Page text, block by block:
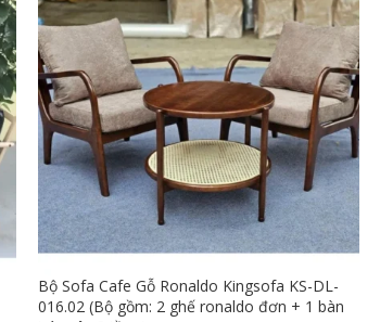
Bộ Sofa Cafe Gỗ Ronaldo Kingsofa KS-DL-
016.02 (Bộ gồm: 2 ghế ronaldo đơn + 1 bàn